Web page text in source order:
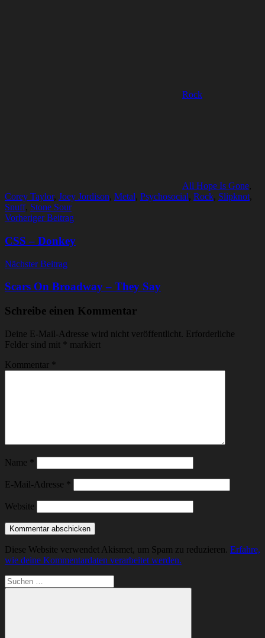
Rock
All Hope Is Gone,
Corey Taylor, Joey Jordison, Metal, Psychosocial, Rock, Slipknot,
Snuff, Stone Sour
Beitragsnavigation
Vorheriger Beitrag
CSS – Donkey
Nächster Beitrag
Scars On Broadway – They Say
Schreibe einen Kommentar
Deine E-Mail-Adresse wird nicht veröffentlicht. Erforderliche
Felder sind mit * markiert
Kommentar *
Name *
E-Mail-Adresse *
Website
Diese Website verwendet Akismet, um Spam zu reduzieren. Erfahre,
wie deine Kommentardaten verarbeitet werden.
Suchen
nach: